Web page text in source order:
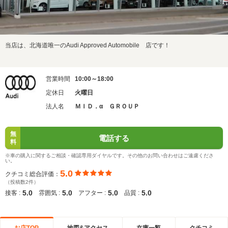
当店は、北海道唯一のAudi Approved Automobile 店です！
営業時間
10:00～18:00
定休日
火曜日
法人名
ＭＩＤ．α ＧＲＯＵＰ
無
料
電話する
※車の購入に関するご相談・確認専用ダイヤルです。その他のお問い合わせはご遠慮くださ
い。
クチコミ総合評価： 5.0
（投稿数2件）
接客 : 5.0 雰囲気 : 5.0 アフター : 5.0 品質 : 5.0